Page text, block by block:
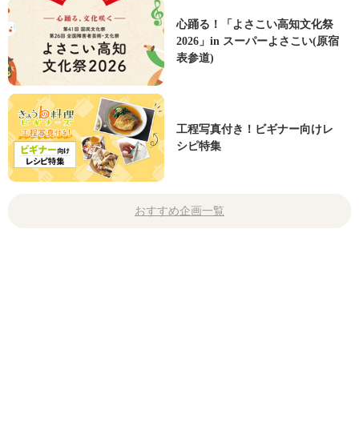
心踊る！「よさこい高知文化祭
2026」in スーパーよさこい(原宿
表参道)
工程写真付き！ビギナー向けレ
シピ特集
おすすめ企画一覧